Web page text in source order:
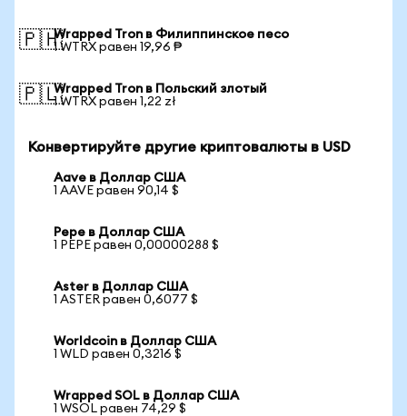
🇵🇭Wrapped Tron в Филиппинское песо
1 WTRX равен 19,96 ₱
🇵🇱Wrapped Tron в Польский злотый
1 WTRX равен 1,22 zł
Конвертируйте другие криптовалюты в USD
Aave в Доллар США
1 AAVE равен 90,14 $
Pepe в Доллар США
1 PEPE равен 0,00000288 $
Aster в Доллар США
1 ASTER равен 0,6077 $
Worldcoin в Доллар США
1 WLD равен 0,3216 $
Wrapped SOL в Доллар США
1 WSOL равен 74,29 $